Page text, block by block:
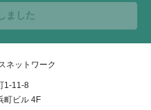
ました
ネットワーク
1-11-8
町ビル 4F